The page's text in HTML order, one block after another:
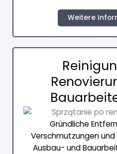
Weitere
Gründliche
Verschmutzungen
Ausbau- und